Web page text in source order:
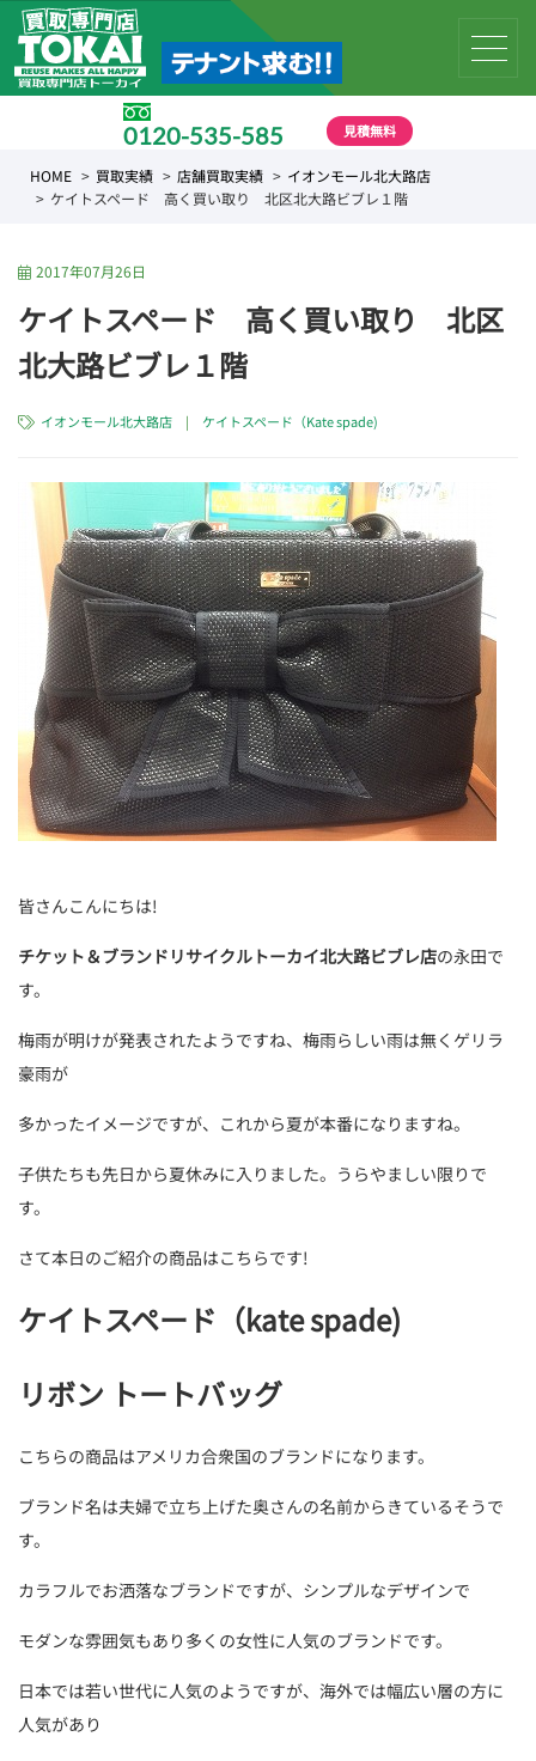
0120-535-585 見積無料
HOME 買取実績 店舗買取実績
イオンモール北大路店
ケイトスペード 高く買い取り 北区北大路ビブレ１階
2017年07月26日
ケイトスペード 高く買い取り 北区
北大路ビブレ１階
イオンモール北大路店 | ケイトスペード（Kate spade)
皆さんこんにちは!
チケット＆ブランドリサイクルトーカイ北大路ビブレ店の永田で
す。
梅雨が明けが発表されたようですね、梅雨らしい雨は無くゲリラ
豪雨が
多かったイメージですが、これから夏が本番になりますね。
子供たちも先日から夏休みに入りました。うらやましい限りで
す。
さて本日のご紹介の商品はこちらです!
ケイトスペード（kate spade)
リボン トートバッグ
こちらの商品はアメリカ合衆国のブランドになります。
ブランド名は夫婦で立ち上げた奥さんの名前からきているそうで
す。
カラフルでお洒落なブランドですが、シンプルなデザインで
モダンな雰囲気もあり多くの女性に人気のブランドです。
日本では若い世代に人気のようですが、海外では幅広い層の方に
人気があり